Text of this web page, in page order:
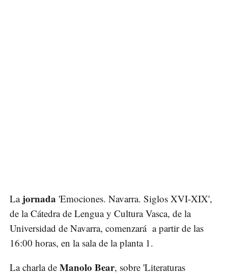
La jornada 'Emociones. Navarra. Siglos XVI-XIX',
de la Cátedra de Lengua y Cultura Vasca, de la
Universidad de Navarra, comenzará a partir de las
16:00 horas, en la sala de la planta 1.
La charla de Manolo Bear, sobre 'Literaturas